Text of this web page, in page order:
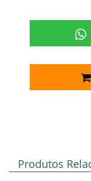
Produtos